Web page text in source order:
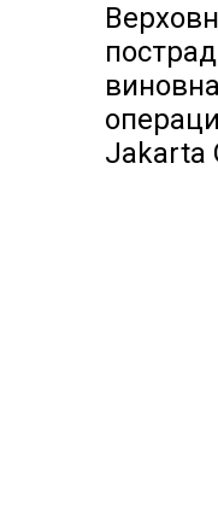
Jakarta